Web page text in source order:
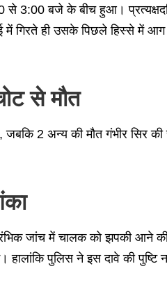
से 3:00 बजे के बीच हुआ।
में गिरते ही उसके पिछले हिस्से
से मौत
2 अन्य की मौत गंभीर सिर
जांच में चालक को झपकी आने की
पुलिस ने इस दावे की पुष्टि